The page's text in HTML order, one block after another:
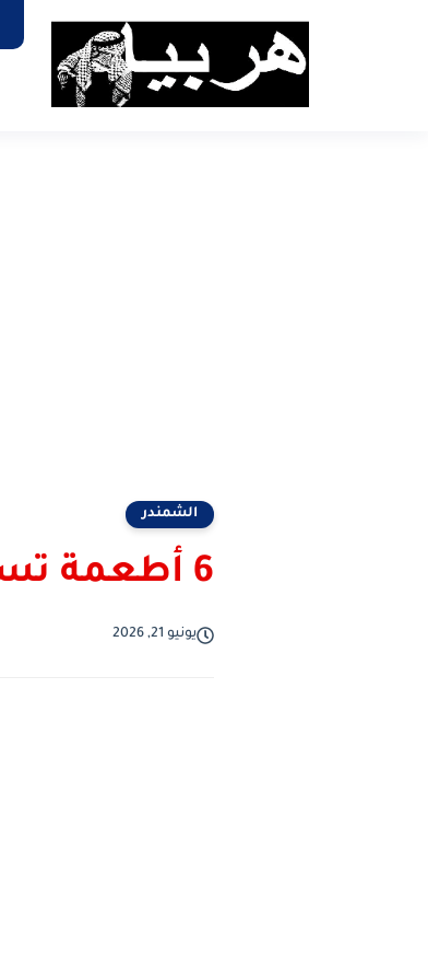
الشمندر
6 أطعمة تساعد على خفض ضغط الدم
يونيو 21, 2026